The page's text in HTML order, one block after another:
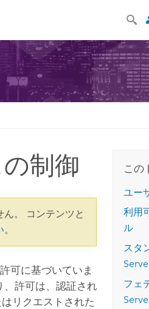
制御
ん。 コンテンツと
。
可に基づいていま
、許可は、認証され
リクエストされた
この
ユー
利用
ル
スタ
フェ